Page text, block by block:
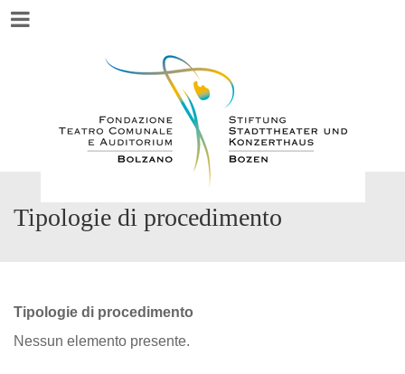
Menu
Tipologie di procedimento
Tipologie di procedimento
Nessun elemento presente.